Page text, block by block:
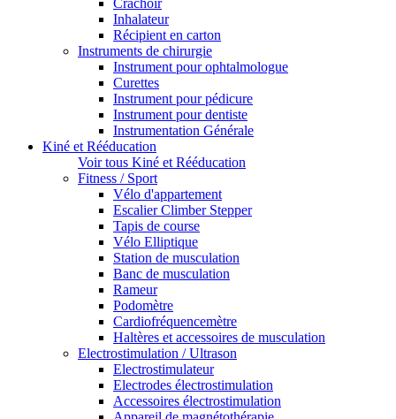
Crachoir
Inhalateur
Récipient en carton
Instruments de chirurgie
Instrument pour ophtalmologue
Curettes
Instrument pour pédicure
Instrument pour dentiste
Instrumentation Générale
Kiné et Rééducation
Voir tous Kiné et Rééducation
Fitness / Sport
Vélo d'appartement
Escalier Climber Stepper
Tapis de course
Vélo Elliptique
Station de musculation
Banc de musculation
Rameur
Podomètre
Cardiofréquencemètre
Haltères et accessoires de musculation
Electrostimulation / Ultrason
Electrostimulateur
Electrodes électrostimulation
Accessoires électrostimulation